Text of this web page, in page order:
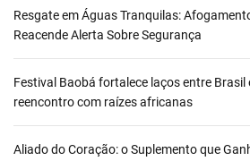
Resgate em Águas Tranquilas:
Reacende Alerta Sobre Segurança
Festival Baobá fortalece laços entre Brasil
reencontro com raízes africanas
Aliado do Coração: o Suplemento que